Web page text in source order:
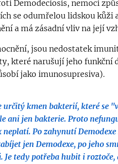
Demodeciosis, nemoci
se odumřelou lidskou kůži
a má zásadní vliv na její
jsou nedostatek
které narušují jeho funkční
jako imunosupresiva).
kmen bakterií, které se
ani jen bakterie. Proto
Po zahynutí Demodexe
jen Demodexe, po jeho
tedy potřeba hubit i roztoče,